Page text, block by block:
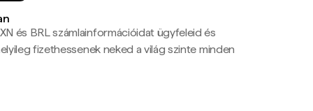
és BRL számlainformációidat ügyfeleid és
fizethessenek neked a világ szinte minden